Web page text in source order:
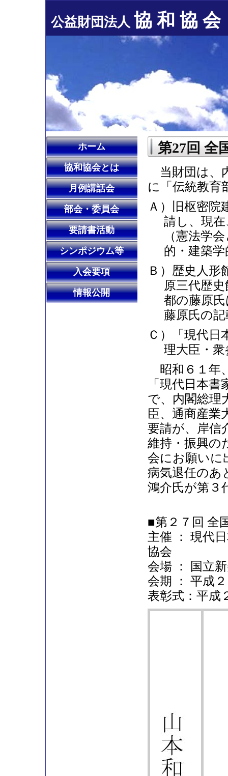
公益財団法人 協 和 協 会
ホーム
協和協会とは
月例講話会
部会・委員会
要請書活動
シンポジウム等
入会要項
情報公開
第27回 全
当財団は、
に「伝統教育
Ａ）旧枢密院
請し、現
（憲法学
的・建築
Ｂ）歴史人形
原三代歴
都の藤原
藤原氏の
Ｃ）「現代日
理大臣・
昭和６１年
「現代日本
で、内閣総理
臣、通商産業
要請が、岸信
維持・振興の
会にお願いに
病気退任のあ
鴻介氏が第３
■第２７回 全
主催 ： 現代
協会
会場 ： 国立
会期 ： 平成
表彰式：平成